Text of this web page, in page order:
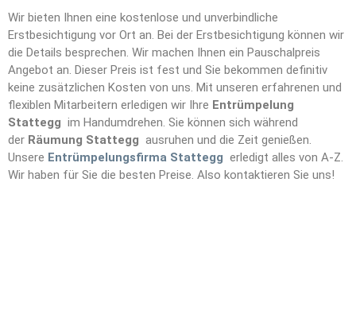
Wir bieten Ihnen eine kostenlose und unverbindliche
Erstbesichtigung vor Ort an. Bei der Erstbesichtigung können wir
die Details besprechen. Wir machen Ihnen ein Pauschalpreis
Angebot an. Dieser Preis ist fest und Sie bekommen definitiv
keine zusätzlichen Kosten von uns. Mit unseren erfahrenen und
flexiblen Mitarbeitern erledigen wir Ihre Entrümpelung
Stattegg im Handumdrehen. Sie können sich während
der Räumung Stattegg ausruhen und die Zeit genießen.
Unsere Entrümpelungsfirma Stattegg erledigt alles von A-Z.
Wir haben für Sie die besten Preise. Also kontaktieren Sie uns!